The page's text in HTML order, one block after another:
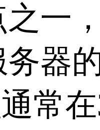
之一
器
常